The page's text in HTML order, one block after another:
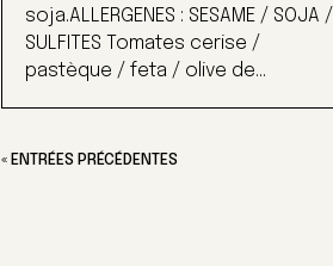
soja.ALLERGENES : SESAME / SOJA /
SULFITES Tomates cerise /
pastèque / feta / olive de...
« ENTRÉES PRÉCÉDENTES